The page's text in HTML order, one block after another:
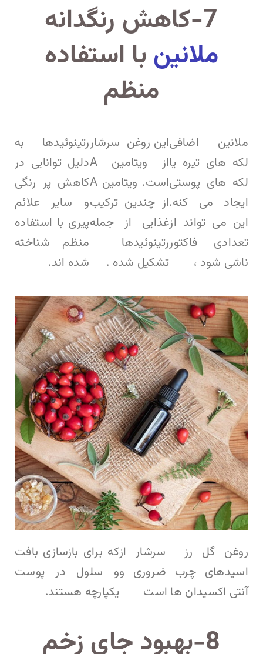
7-کاهش رنگدانه
ملانینبا استفاده
منظم
ملانین اضافی
لکه های تیره یا
لکه های پوستی
ایجاد می کنه.
این می تواند از
تعدادی فاکتور
ناشی شود ،
این روغن سرشار
از ویتامین A
است. ویتامین A
از چندین ترکیب
غذایی از جمله
رتینوئیدها
تشکیل شده .
رتینوئیدها به
دلیل توانایی در
کاهش پر رنگی
و سایر علائم
پیری با استفاده
منظم شناخته
شده اند.
روغن گل رز سرشار از
اسیدهای چرب ضروری و
آنتی اکسیدان ها است
که برای بازسازی بافت
و سلول در پوست
یکپارچه هستند.
8-بهبود جای زخم